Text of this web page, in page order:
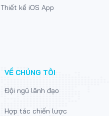
Thiết kế iOS App
VỀ CHÚNG TÔI
Đội ngũ lãnh đạo
Hợp tác chiến lược